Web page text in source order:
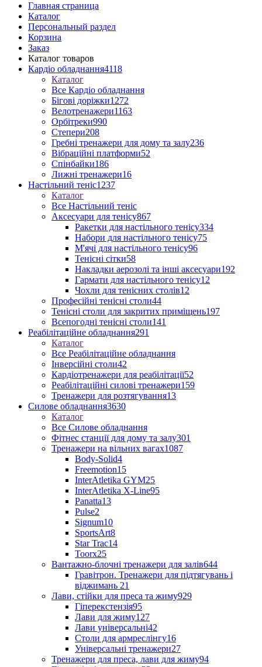
Главная страница
Каталог
Персональный раздел
Корзина
Заказ
Каталог товаров
Кардіо обладнання4118
Каталог
Все Кардіо обладнання
Бігові доріжки1272
Велотренажери1163
Орбітреки990
Степери208
Гребні тренажери для дому та залу236
Вібраційні платформи52
Спінбайки186
Лижні тренажери16
Настільний теніс1237
Каталог
Все Настільний теніс
Аксесуари для тенісу867
Ракетки для настільного тенісу334
Набори для настільного тенісу75
М'ячі для настільного тенісу96
Тенісні сітки58
Накладки аерозолі та інші аксесуари192
Гармати для настільного тенісу12
Чохли для тенісних столів12
Професійні тенісні столи44
Тенісні столи для закритих приміщень197
Всепогодні тенісні столи141
Реабілітаційне обладнання291
Каталог
Все Реабілітаційне обладнання
Інверсійні столи42
Кардіотренажери для реабілітації52
Реабілітаційні силові тренажери159
Тренажери для розтягування13
Силове обладнання3630
Каталог
Все Силове обладнання
Фітнес станції для дому та залу301
Тренажери на вільних вагах1087
Body-Solid4
Freemotion15
InterAtletika GYM25
InterAtletika X-Line95
Panatta13
Pulse2
Signum10
SportsArt8
Star Trac14
Toorx25
Вантажно-блочні тренажери для залів644
Гравітрон. Тренажери для підтягувань і
віджимань 21
Лави, стійки для преса та жиму929
Гіперекстензія95
Лави для жиму127
Лави універсальні42
Столи для армреслінгу16
Універсальні тренажери27
Тренажери для преса, лави для жиму94